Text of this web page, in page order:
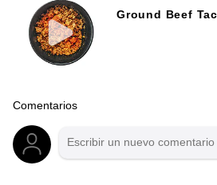
Ground Beef
Comentarios